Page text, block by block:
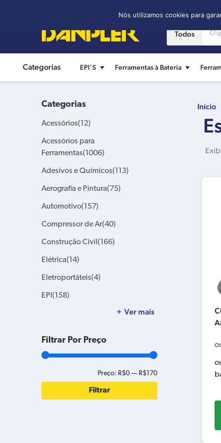
Todos
Categorias EPI'S Ferramentas à Bateria
Início
Categorias
Acessórios(12)
Acessórios para
Ferramentas(1006)
Adesivos e Químicos(113)
Aerografia e Pintura(75)
Automotivo(157)
Compressor de Ar(40)
Construção Civil (166)
Elétrica(14)
Eletroportáteis(4)
EPI (158)
Ver mais
Filtrar Por Preço
Filtrar
Preço: R$0 — R$170
Nós utilizamos cookies para